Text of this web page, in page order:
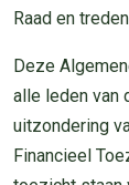
Raad en
Deze
alle leden van
uitzondering
Financieel